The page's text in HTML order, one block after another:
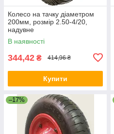
Колесо на тачку діаметром
200мм, розмір 2.50-4/20,
надувне
В наявності
344,42 ₴ 414,96 ₴
Купити
–17%